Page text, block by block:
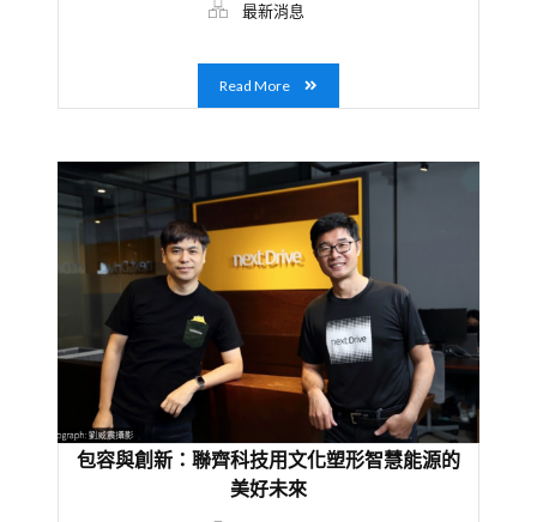
最新消息
Read More
包容與創新：聯齊科技用文化塑形智慧能源的
美好未來